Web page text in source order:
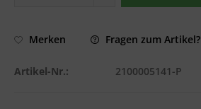
Merken Fragen zum Artikel?
Artikel-Nr.: 2100005141-P